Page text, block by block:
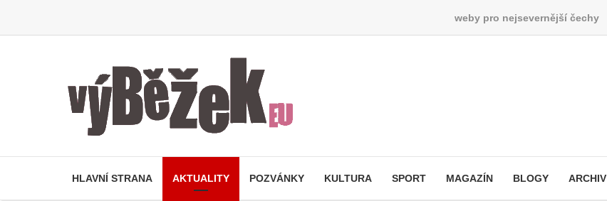
weby pro nejsevernější čechy
HLAVNÍ STRANA AKTUALITY POZVÁNKY KULTURA SPORT MAGAZÍN BLOGY ARCHIV